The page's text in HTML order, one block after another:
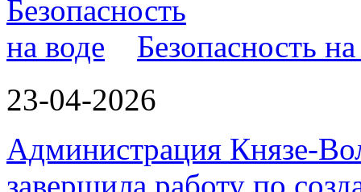
Безопасность
23-04-2026
Администрация Князе-
завершила работу по